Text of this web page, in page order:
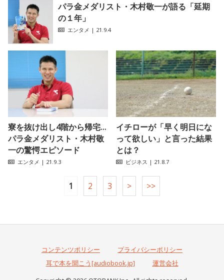
パラ金メダリスト・木村敬一が語る「延期
の１年」
エンタメ | 21.9.4
寮を抜け出し4階から帰宅…
パラ金メダリスト・木村敬
一の驚愕エピソード
エンタメ | 21.9.3
イチローが「早く明日にな
って欲しい」と言った結果
とは？
ビジネス | 21.8.7
1 2 3 > >>
コンテンツポリシー
プライバシーポリシー
耳で本を聞こう[audiobook.jp]
運営会社